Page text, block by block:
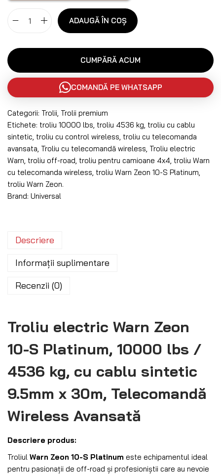
ADAUGĂ ÎN COȘ
CUMPĂRĂ ACUM
COMANDĂ PE WHATSAPP
Categorii: Trolii Trolii premium
Etichete: troliu 10000 lbs troliu 4536 kg troliu cu cablu
sintetic troliu cu control wireless troliu cu telecomanda
avansata Troliu cu telecomandă wireless Troliu electric
Warn troliu off-road troliu pentru camioane 4x4 troliu Warn
cu telecomanda wireless troliu Warn Zeon 10-S Platinum
troliu Warn Zeon.
Brand: Universal
Descriere
Informații suplimentare
Recenzii (0)
Troliu electric Warn Zeon
10-S Platinum, 10000 lbs /
4536 kg, cu cablu sintetic
9.5mm x 30m, Telecomandă
Wireless Avansată
Descriere produs:
Troliul Warn Zeon 10-S Platinum este echipamentul ideal
pentru pasionații de off-road și profesioniștii care au nevoie